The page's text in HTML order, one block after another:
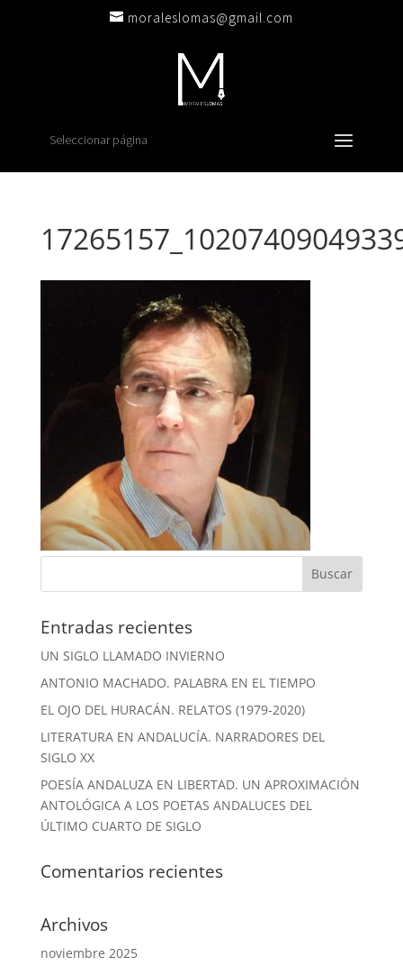
moraleslomas@gmail.com
Seleccionar página
Entradas recientes
UN SIGLO LLAMADO INVIERNO
ANTONIO MACHADO. PALABRA EN EL TIEMPO
EL OJO DEL HURACÁN. RELATOS (1979-2020)
LITERATURA EN ANDALUCÍA. NARRADORES DEL
SIGLO XX
POESÍA ANDALUZA EN LIBERTAD. UN APROXIMACIÓN
ANTOLÓGICA A LOS POETAS ANDALUCES DEL
ÚLTIMO CUARTO DE SIGLO
Comentarios recientes
Archivos
noviembre 2025